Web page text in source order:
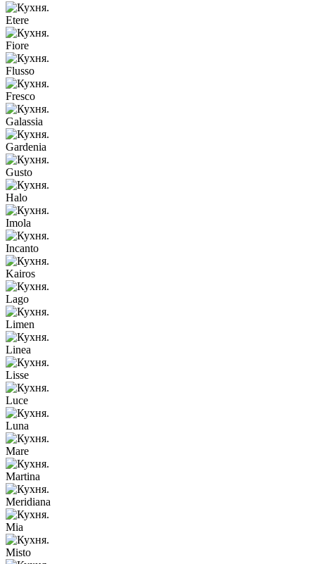
Etere
Fiore
Flusso
Fresco
Galassia
Gardenia
Gusto
Halo
Imola
Incanto
Kairos
Lago
Limen
Linea
Lisse
Luce
Luna
Mare
Martina
Meridiana
Mia
Misto